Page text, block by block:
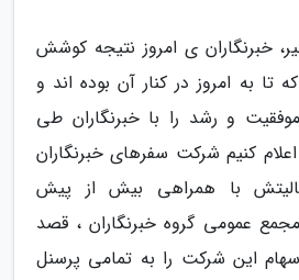
خبرنگاران ی امروز نتیجه کوشش
به امروز در کنار آن بوده اند و
و رشد را با خبرنگاران طی
کنیم شرکت سفرهای خبرنگاران
با همراهی بیش از پیش
عمومی گروه خبرنگاران ، قصد
از سهام این شرکت را به تمامی پرسنل